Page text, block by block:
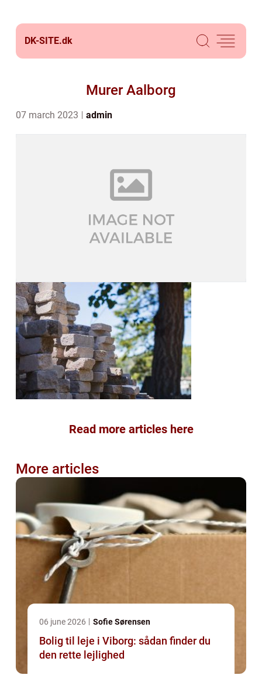
DK-SITE.dk
Murer Aalborg
07 march 2023 admin
Read more articles here
More articles
06 june 2026 Sofie Sørensen
Bolig til leje i Viborg: sådan finder du
den rette lejlighed